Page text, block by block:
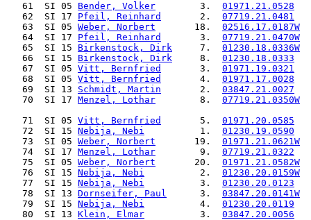
   61  SI 05
Bender, Volker
        3.
01971.21.0528
   62  SI 17
Pfeil, Reinhard
       2.
07719.21.0481
   63  SI 05
Weber, Norbert
       18.
02516.17.0187W
   64  SI 17
Pfeil, Reinhard
       3.
07719.21.0470W
   65  SI 15
Birkenstock, Dirk
     7.
01230.18.0336W
   66  SI 15
Birkenstock, Dirk
     8.
01230.18.0333
   67  SI 05
Vitt, Bernfried
       3.
01971.19.0321
   68  SI 05
Vitt, Bernfried
       4.
01971.17.0028
   69  SI 13
Schmidt, Martin
       2.
03847.21.0027
   70  SI 17
Menzel, Lothar
        8.
07719.21.0350W
   71  SI 05
Vitt, Bernfried
       5.
01971.20.0585
   72  SI 15
Nebija, Nebi
          1.
01230.19.0590
   73  SI 05
Weber, Norbert
       19.
01971.21.0621W
   74  SI 17
Menzel, Lothar
        9.
07719.21.0322
   75  SI 05
Weber, Norbert
       20.
01971.21.0582W
   76  SI 15
Nebija, Nebi
          2.
01230.20.0159W
   77  SI 15
Nebija, Nebi
          3.
01230.20.0123
   78  SI 13
Dornseifer, Paul
      3.
03847.20.0141W
   79  SI 15
Nebija, Nebi
          4.
01230.20.0119
   80  SI 13
Klein, Elmar
          3.
03847.20.0056